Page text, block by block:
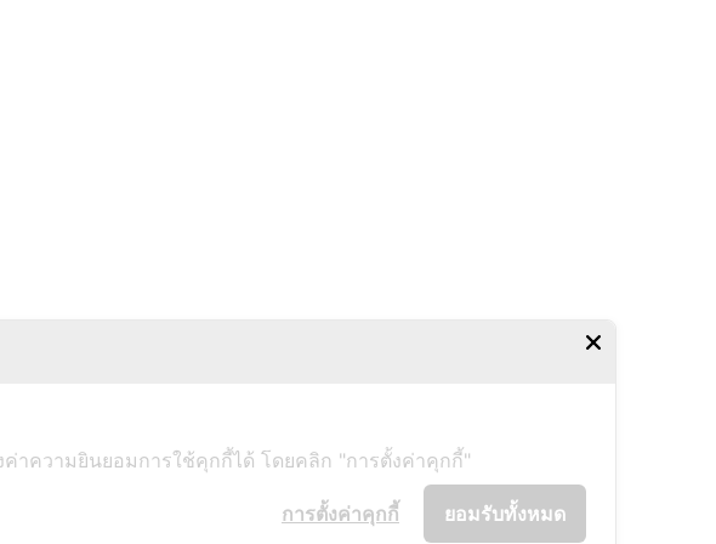
าความยินยอมการใช้คุกกี้ได้ โดยคลิก "การตั้งค่าคุกกี้"
ยอมรับทั้งหมด
การตั้งค่าคุกกี้